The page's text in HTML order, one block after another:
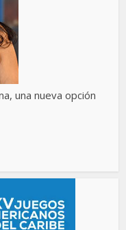
una nueva opción